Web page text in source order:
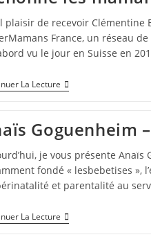
plaisir de recevoir Clémentine
France, un réseau
vu le jour en Suisse en
La Lecture
Goguenheim
je vous présente Anaïs
fondé « lesbebetises »,
et parentalité au
La Lecture